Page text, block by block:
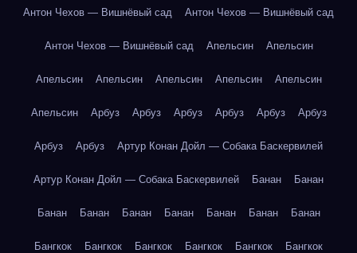
Антон Чехов — Вишнёвый сад Антон Чехов — Вишнёвый сад
Антон Чехов — Вишнёвый сад Апельсин Апельсин
Апельсин Апельсин Апельсин Апельсин Апельсин
Апельсин Арбуз Арбуз Арбуз Арбуз Арбуз Арбуз
Арбуз Арбуз Артур Конан Дойл — Собака Баскервилей
Артур Конан Дойл — Собака Баскервилей Банан Банан
Банан Банан Банан Банан Банан Банан Банан
Бангкок Бангкок Бангкок Бангкок Бангкок Бангкок